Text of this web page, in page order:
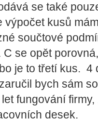
se také
výpočet kusů
součtové
C se opět
je to třetí kus. 4
bych sám
let fungování
desek.